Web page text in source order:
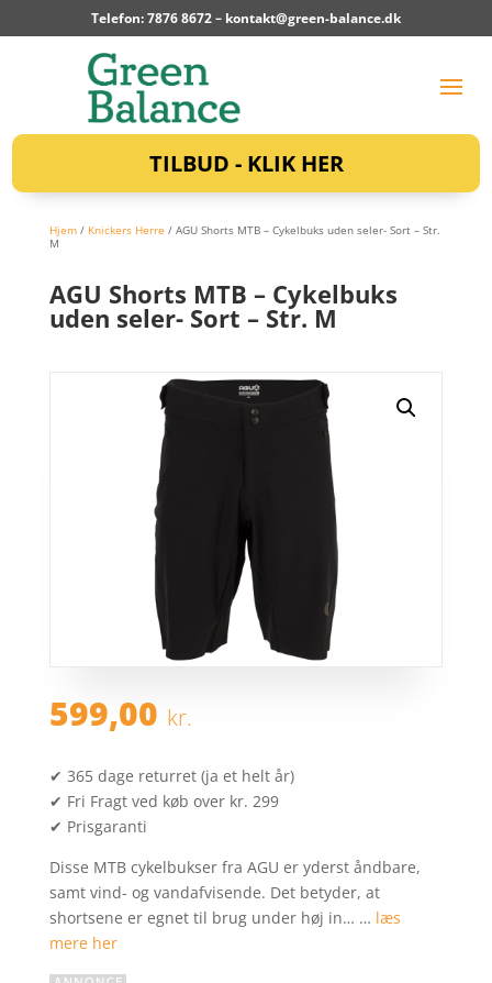
Telefon: 7876 8672 – kontakt@green-balance.dk
TILBUD - KLIK HER
Hjem/ Knickers Herre / AGU Shorts MTB – Cykelbuks uden seler- Sort – Str.
M
AGU Shorts MTB – Cykelbuks
uden seler- Sort – Str. M
599,00 kr.
✔ 365 dage returret (ja et helt år)
✔ Fri Fragt ved køb over kr. 299
✔ Prisgaranti
Disse MTB cykelbukser fra AGU er yderst åndbare,
samt vind- og vandafvisende. Det betyder, at
shortsene er egnet til brug under høj in… … læs
mere her